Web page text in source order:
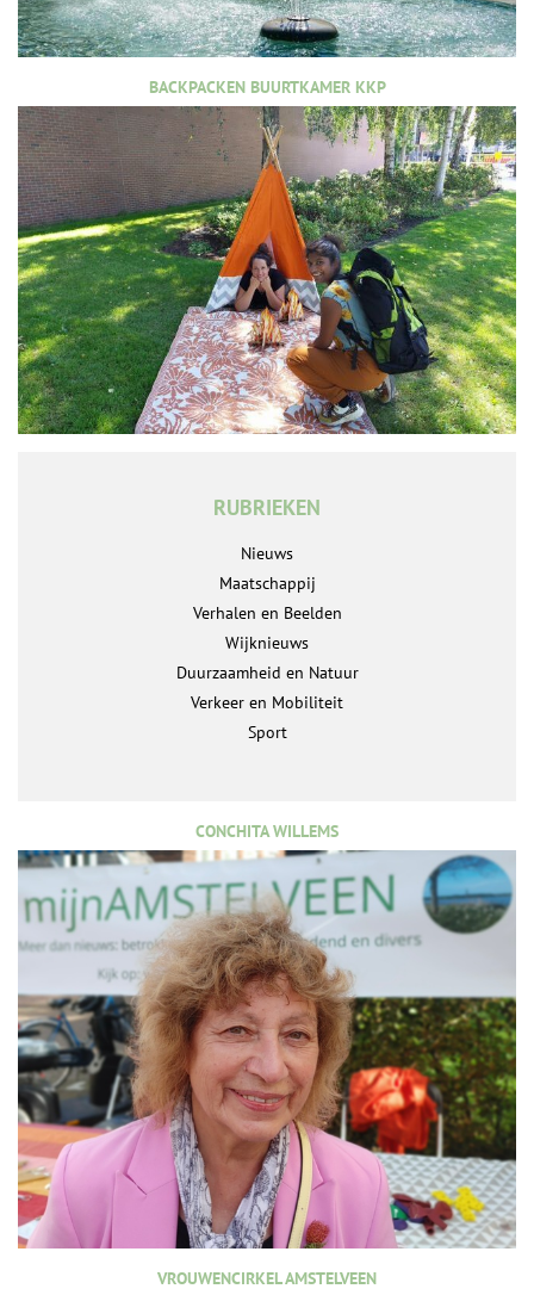
BACKPACKEN BUURTKAMER KKP
RUBRIEKEN
Nieuws
Maatschappij
Verhalen en Beelden
Wijknieuws
Duurzaamheid en Natuur
Verkeer en Mobiliteit
Sport
CONCHITA WILLEMS
VROUWENCIRKEL AMSTELVEEN